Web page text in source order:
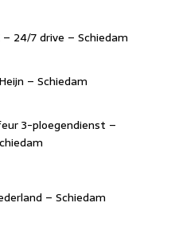
24/7 drive – Schiedam
– Schiedam
3-ploegendienst –
– Schiedam